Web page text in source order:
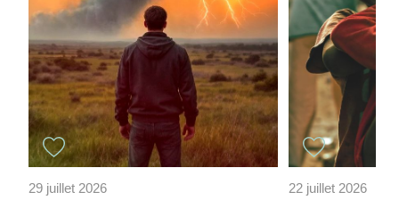
29 juillet 2026 22 juillet 2026